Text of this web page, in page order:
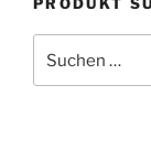
nach: